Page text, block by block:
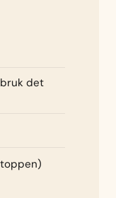
det